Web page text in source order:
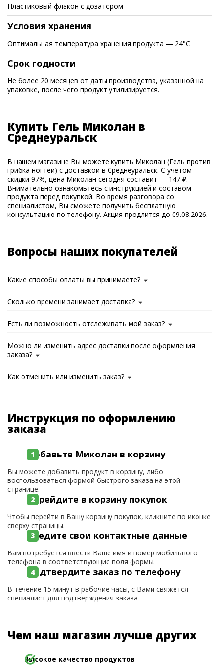
Пластиковый флакон с дозатором
Условия хранения
Оптимальная температура хранения продукта — 24°С
Срок годности
Не более 20 месяцев от даты производства, указанной на
упаковке, после чего продукт утилизируется.
Купить Гель Миколан в
Среднеуральск
В нашем магазине Вы можете купить Миколан (Гель против
грибка ногтей) с доставкой в Среднеуральск. С учетом
скидки 97%, цена Миколан сегодня составит — 147 ₽.
Внимательно ознакомьтесь с инструкцией и составом
продукта перед покупкой. Во время разговора со
специалистом, Вы сможете получить бесплатную
консультацию по телефону. Акция продлится до 09.08.2026.
Вопросы наших покупателей
Какие способы оплаты вы принимаете?
Сколько времени занимает доставка?
Есть ли возможность отслеживать мой заказ?
Можно ли изменить адрес доставки после оформления
заказа?
Как отменить или изменить заказ?
Инструкция по оформлению
заказа
Добавьте Миколан в корзину
Вы можете добавить продукт в корзину, либо
воспользоваться формой быстрого заказа на этой
странице.
Перейдите в корзину покупок
Чтобы перейти в Вашу корзину покупок, кликните по иконке
сверху страницы.
Введите свои контактные данные
Вам потребуется ввести Ваше имя и номер мобильного
телефона в соответствующие поля формы.
Подтвердите заказ по телефону
В течение 15 минут в рабочие часы, с Вами свяжется
специалист для подтверждения заказа.
Чем наш магазин лучше других
Высокое качество продуктов